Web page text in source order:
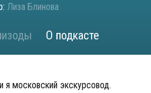
Лиза Блинова
О подкасте
я московский экскурсовод.